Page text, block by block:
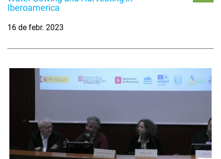
Iberoamerica
16 de febr. 2023